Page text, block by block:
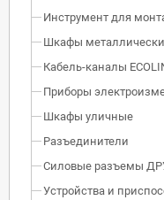
Инструмент для
Шкафы
Кабель-каналы
Приборы
Шкафы уличные
Разъединители
Силовые разъемы
Устройства и